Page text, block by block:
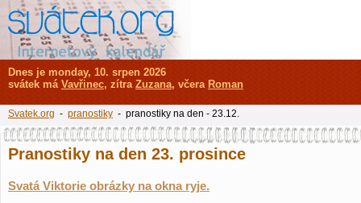
Pranostiky na den 23. prosince
Svatá Viktorie obrázky na okna ryje.
Dnes je monday, 10. srpen 2026
svátek má Vavřinec, zítra Zuzana, včera Roman
Svatek.org - pranostiky - pranostiky na den - 23.12.